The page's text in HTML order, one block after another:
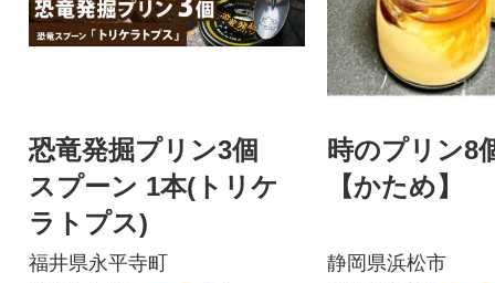
恐竜発掘プリン3個
スプーン 1本(トリケ
ラトプス)
福井県永平寺町
時のプリン8
【かため】
静岡県浜松市